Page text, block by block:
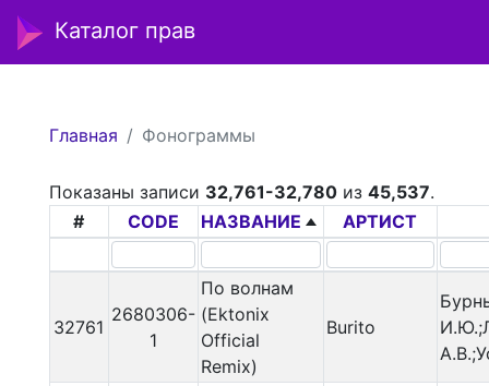
Каталог прав
Главная Фонограммы
Показаны записи 32,761-32,780из 45,537.
#
CODE НАЗВАНИЕ АРТИСТ
32761
2680306-
1
По волнам
(Ektonix
Official
Remix)
Burito